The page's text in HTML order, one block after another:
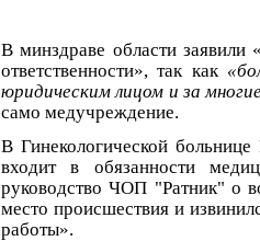
В минздраве области
ответственности», так как
юридическим лицом и за
само медучреждение.
В Гинекологической
входит в обязанности
руководство ЧОП "Ратник" о
место происшествия и
работы».